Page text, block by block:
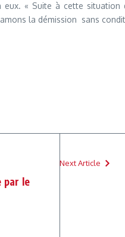
« Suite à cette
la démission sans
par le
Next Article